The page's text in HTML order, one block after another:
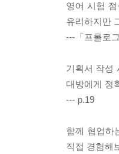
2. 정확한 시
- 웹 디자인
- 이미지/영상
- 해상도
- 프로토타이
- 웹 표준과
영어 시험
유리하지만
---「프롤로
기획서 작성
대방에게 정
--- p.19
함께 협업하
직접 경험해